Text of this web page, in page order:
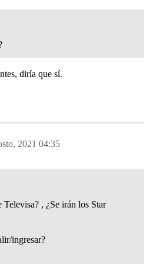
diría que sí.
2021 04:35
Televisa? , ¿Se irán los Star
ingresar?